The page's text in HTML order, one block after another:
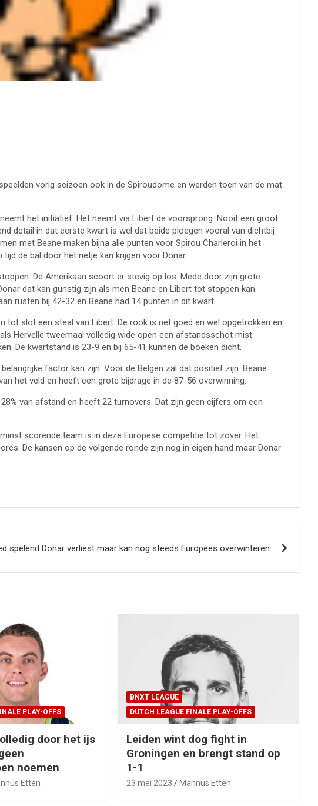
vorig seizoen ook in de Spiroudome en werden toen van de mat
het initiatief. Het neemt via Libert de voorsprong. Nooit een groot
detail in dat eerste kwart is wel dat beide ploegen vooral van dichtbij
met Beane maken bijna alle punten voor Spirou Charleroi in het
de bal door het netje kan krijgen voor Donar.
De Amerikaan scoort er stevig op los. Mede door zijn grote
dat kan gunstig zijn als men Beane en Libert tot stoppen kan
rusten bij 42-32 en Beane had 14 punten in dit kwart.
tot slot een steal van Libert. De rook is net goed en wel opgetrokken en
Hervelle tweemaal volledig wide open een afstandsschot mist.
De kwartstand is 23-9 en bij 65-41 kunnen de boeken dicht.
factor kan zijn. Voor de Belgen zal dat positief zijn. Beane
het veld en heeft een grote bijdrage in de 87-56 overwinning.
van afstand en heeft 22 turnovers. Dat zijn geen cijfers om een
scorende team is in deze Europese competitie tot zover. Het
De kansen op de volgende ronde zijn nog in eigen hand maar Donar
spelend Donar verliest maar kan nog steeds Europees overwinteren
PLAY-OFFS
door het ijs
noemen
Etten
BNXT LEAGUE
DUTCH LEAGUE FINALE PLAY-OFFS
Leiden wint dog fight in
Groningen en brengt stand op
1-1
23 mei 2023 Mannus Etten